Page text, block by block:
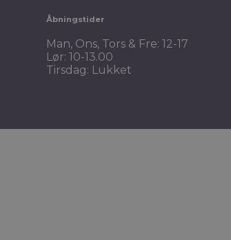
Åbningstider
Man, Ons, Tors & Fre: 12-17
Lør: 10-13.00
Tirsdag: Lukket